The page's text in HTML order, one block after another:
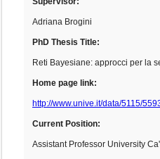
Adriana Brogini
PhD Thesis Title:
Reti Bayesiane: approcci per la
Home page link:
http://www.unive.it/data/5115/
Current Position:
Assistant Professor University